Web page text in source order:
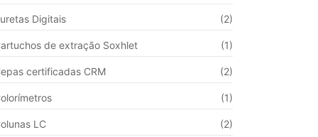
Digitais (2)
de extração Soxhlet (1)
certificadas CRM (2)
(1)
LC (2)